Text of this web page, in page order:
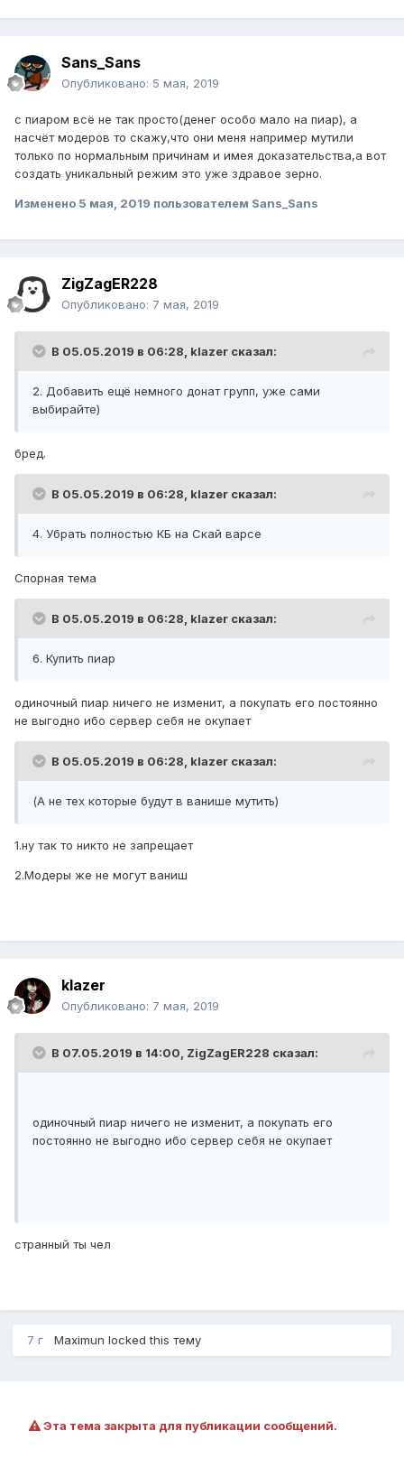
Sans_Sans
Опубликовано: 5 мая, 2019
с пиаром всё не так просто(денег особо мало на пиар), а
насчёт модеров то скажу,что они меня например мутили
только по нормальным причинам и имея доказательства,а вот
создать уникальный режим это уже здравое зерно.
Изменено 5 мая, 2019 пользователем Sans_Sans
ZigZagER228
Опубликовано: 7 мая, 2019
В 05.05.2019 в 06:28, klazer сказал:
2. Добавить ещё немного донат групп, уже сами
выбирайте)
бред.
В 05.05.2019 в 06:28, klazer сказал:
4. Убрать полностью КБ на Скай варсе
Спорная тема
В 05.05.2019 в 06:28, klazer сказал:
6. Купить пиар
одиночный пиар ничего не изменит, а покупать его постоянно
не выгодно ибо сервер себя не окупает
В 05.05.2019 в 06:28, klazer сказал:
(А не тех которые будут в ванише мутить)
1.ну так то никто не запрещает
2.Модеры же не могут ваниш
klazer
Опубликовано: 7 мая, 2019
В 07.05.2019 в 14:00, ZigZagER228 сказал:
одиночный пиар ничего не изменит, а покупать его
постоянно не выгодно ибо сервер себя не окупает
странный ты чел
7 г Maximun locked this тему
Эта тема закрыта для публикации сообщений.